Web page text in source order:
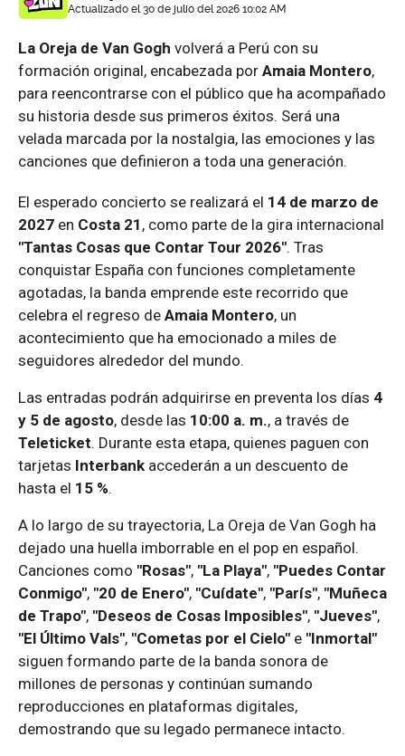
Actualizado el 30 de julio del 2026 10:02 AM
La Oreja de Van Gogh volverá a Perú con su
formación original, encabezada por Amaia Montero,
para reencontrarse con el público que ha acompañado
su historia desde sus primeros éxitos. Será una
velada marcada por la nostalgia, las emociones y las
canciones que definieron a toda una generación.
El esperado concierto se realizará el 14 de marzo de
2027 en Costa 21 , como parte de la gira internacional
"Tantas Cosas que Contar Tour 2026". Tras
conquistar España con funciones completamente
agotadas, la banda emprende este recorrido que
celebra el regreso de Amaia Montero, un
acontecimiento que ha emocionado a miles de
seguidores alrededor del mundo.
Las entradas podrán adquirirse en preventa los días 4
y 5 de agosto, desde las 10:00 a. m., a través de
Teleticket. Durante esta etapa, quienes paguen con
tarjetas Interbank accederán a un descuento de
hasta el 15 %.
A lo largo de su trayectoria, La Oreja de Van Gogh ha
dejado una huella imborrable en el pop en español.
Canciones como "Rosas", "La Playa", "Puedes Contar
Conmigo", "20 de Enero", "Cuídate", "París", "Muñeca
de Trapo", "Deseos de Cosas Imposibles", "Jueves",
"El Último Vals", "Cometas por el Cielo" e "Inmortal"
siguen formando parte de la banda sonora de
millones de personas y continúan sumando
reproducciones en plataformas digitales,
demostrando que su legado permanece intacto.